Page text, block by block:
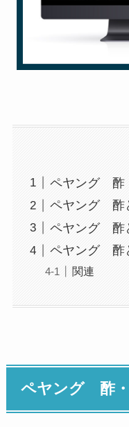
ペヤング 酢
ペヤング 酢
ペヤング 酢
ペヤング 酢
関連
ペヤング 酢・